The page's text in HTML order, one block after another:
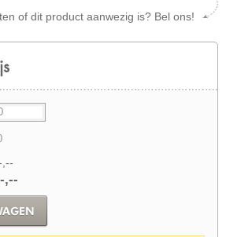
of dit product aanwezig is? Bel ons!
,--
,--